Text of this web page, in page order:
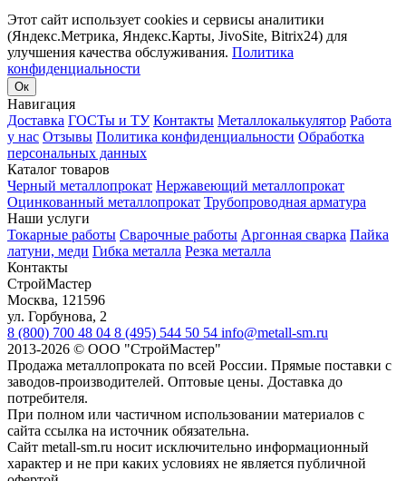
Этот сайт использует cookies и сервисы аналитики
(Яндекс.Метрика, Яндекс.Карты, JivoSite, Bitrix24) для
улучшения качества обслуживания. Политика
конфиденциальности
Ок
Навигация
Доставка ГОСТы и ТУ Контакты Металлокалькулятор Работа
у нас Отзывы Политика конфиденциальности Обработка
персональных данных
Каталог товаров
Черный металлопрокат Нержавеющий металлопрокат
Оцинкованный металлопрокат Трубопроводная арматура
Наши услуги
Токарные работы Сварочные работы Аргонная сварка Пайка
латуни, меди Гибка металла Резка металла
Контакты
СтройМастер
Москва, 121596
ул. Горбунова, 2
8 (800) 700 48 04 8 (495) 544 50 54 info@metall-sm.ru
2013-2026 © ООО "СтройМастер"
Продажа металлопроката по всей России. Прямые поставки с
заводов-производителей. Оптовые цены. Доставка до
потребителя.
При полном или частичном использовании материалов с
сайта ссылка на источник обязательна.
Сайт metall-sm.ru носит исключительно информационный
характер и не при каких условиях не является публичной